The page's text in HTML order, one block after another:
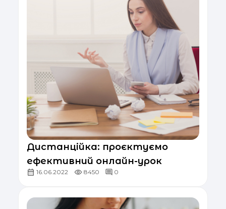
Дистанційка: проєктуємо
ефективний онлайн-урок
16.06.2022 8450 0